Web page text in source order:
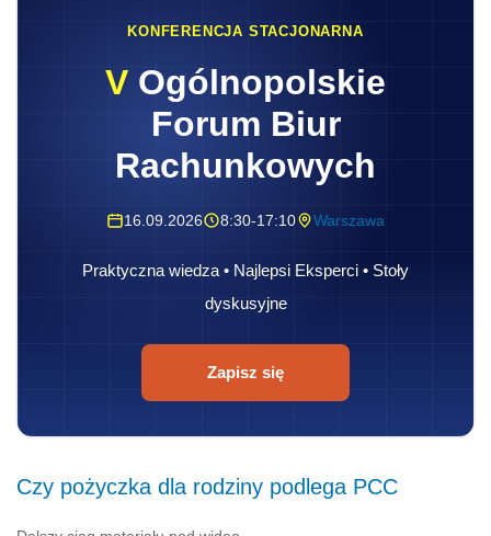
KONFERENCJA STACJONARNA
V Ogólnopolskie
Forum Biur
Rachunkowych
16.09.2026 8:30-17:10 Warszawa
Praktyczna wiedza • Najlepsi Eksperci • Stoły
dyskusyjne
Zapisz się
Czy pożyczka dla rodziny podlega PCC